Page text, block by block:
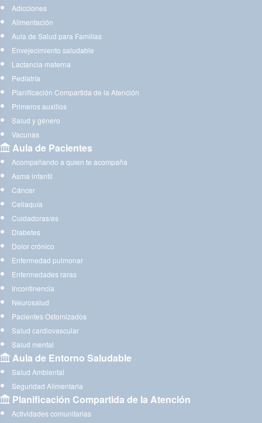
Adicciones
Alimentación
Aula de Salud para Familias
Envejecimiento saludable
Lactancia materna
Pediatría
Planificación Compartida de la Atención
Primeros auxilios
Salud y género
Vacunas
Aula de Pacientes
Acompañando a quien te acompaña
Asma infantil
Cáncer
Celiaquía
Cuidadoras/es
Diabetes
Dolor crónico
Enfermedad pulmonar
Enfermedades raras
Incontinencia
Neurosalud
Pacientes Ostomizados
Salud cardiovascular
Salud mental
Aula de Entorno Saludable
Salud Ambiental
Seguridad Alimentaria
Planificación Compartida de la Atención
Actividades comunitarias